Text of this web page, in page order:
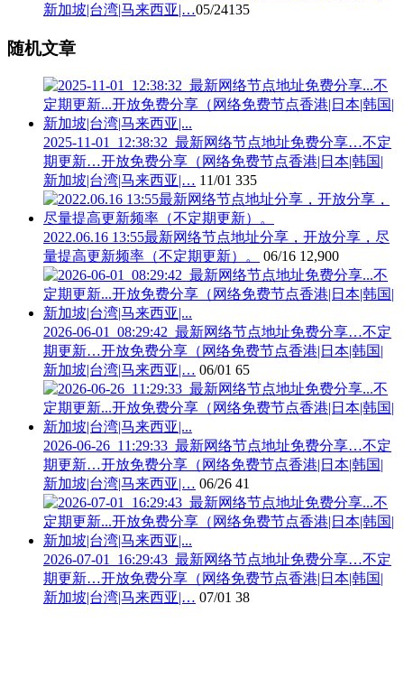
新加坡|台湾|马来西亚|…05/24135
随机文章
2025-11-01_12:38:32_最新网络节点地址免费分享…不定
期更新…开放免费分享（网络免费节点香港|日本|韩国|
新加坡|台湾|马来西亚|… 11/01 335
2022.06.16 13:55最新网络节点地址分享，开放分享，尽
量提高更新频率（不定期更新）。
06/16 12,900
2026-06-01_08:29:42_最新网络节点地址免费分享…不定
期更新…开放免费分享（网络免费节点香港|日本|韩国|
新加坡|台湾|马来西亚|… 06/01 65
2026-06-26_11:29:33_最新网络节点地址免费分享…不定
期更新…开放免费分享（网络免费节点香港|日本|韩国|
新加坡|台湾|马来西亚|… 06/26 41
2026-07-01_16:29:43_最新网络节点地址免费分享…不定
期更新…开放免费分享（网络免费节点香港|日本|韩国|
新加坡|台湾|马来西亚|… 07/01 38